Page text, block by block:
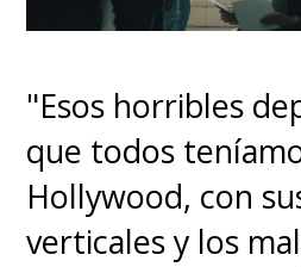
"Esos horribles
que todos
Hollywood, con
verticales y los